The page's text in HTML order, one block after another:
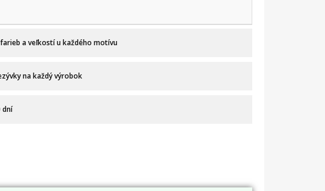
a veľkostí u každého motívu
na každý výrobok
dní